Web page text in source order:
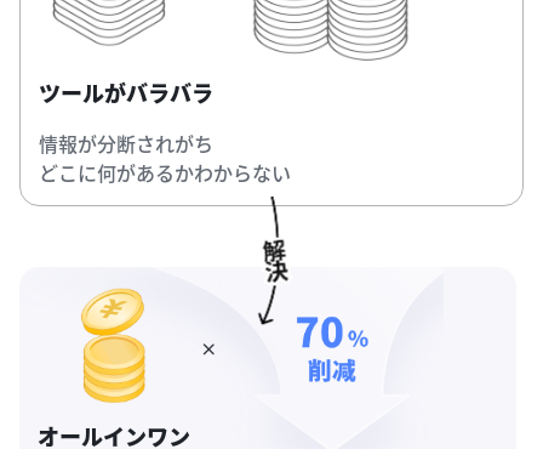
ツールがバラバラ
情報が分断されがち
どこに何があるかわからない
オールインワン